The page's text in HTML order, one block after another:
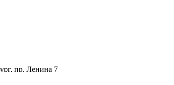
пр. Ленина 7